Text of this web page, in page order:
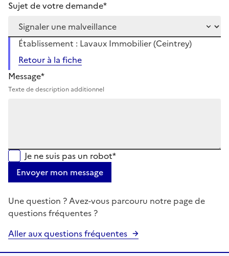
Sujet de votre demande*
Établissement : Lavaux Immobilier (Ceintrey)
Retour à la fiche
Message*
Texte de description additionnel
Je ne suis pas un robot*
Envoyer mon message
Une question ? Avez-vous parcouru notre page de
questions fréquentes ?
Aller aux questions fréquentes